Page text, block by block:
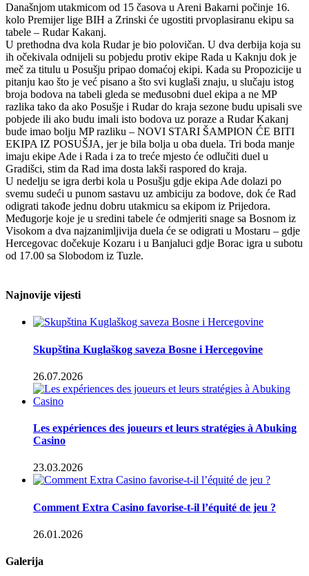
Današnjom utakmicom od 15 časova u Areni Bakarni počinje 16.
kolo Premijer lige BIH a Zrinski će ugostiti prvoplasiranu ekipu sa
tabele – Rudar Kakanj.
U prethodna dva kola Rudar je bio polovičan. U dva derbija koja su
ih očekivala odnijeli su pobjedu protiv ekipe Rada u Kaknju dok je
meč za titulu u Posušju pripao domaćoj ekipi. Kada su Propozicije u
pitanju kao što je već pisano a što svi kuglaši znaju, u slučaju istog
broja bodova na tabeli gleda se međusobni duel ekipa a ne MP
razlika tako da ako Posušje i Rudar do kraja sezone budu upisali sve
pobjede ili ako budu imali isto bodova uz poraze a Rudar Kakanj
bude imao bolju MP razliku – NOVI STARI ŠAMPION ĆE BITI
EKIPA IZ POSUŠJA, jer je bila bolja u oba duela. Tri boda manje
imaju ekipe Ade i Rada i za to treće mjesto će odlučiti duel u
Gradišci, stim da Rad ima dosta lakši raspored do kraja.
U nedelju se igra derbi kola u Posušju gdje ekipa Ade dolazi po
svemu sudeći u punom sastavu uz ambiciju za bodove, dok će Rad
odigrati takođe jednu dobru utakmicu sa ekipom iz Prijedora.
Međugorje koje je u sredini tabele će odmjeriti snage sa Bosnom iz
Visokom a dva najzanimljivija duela će se odigrati u Mostaru – gdje
Hercegovac dočekuje Kozaru i u Banjaluci gdje Borac igra u subotu
od 17.00 sa Slobodom iz Tuzle.
Najnovije vijesti
Skupština Kuglaškog saveza Bosne i Hercegovine
26.07.2026
Les expériences des joueurs et leurs stratégies à Abuking
Casino
23.03.2026
Comment Extra Casino favorise-t-il l’équité de jeu ?
26.01.2026
Galerija